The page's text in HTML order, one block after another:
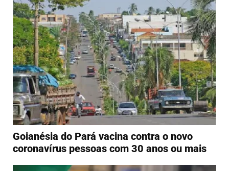
Goianésia do Pará vacina contra o novo
coronavírus pessoas com 30 anos ou mais